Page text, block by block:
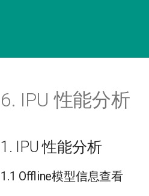
6. IPU 性能分析
1. IPU 性能分析
1.1 Offline模型信息查看